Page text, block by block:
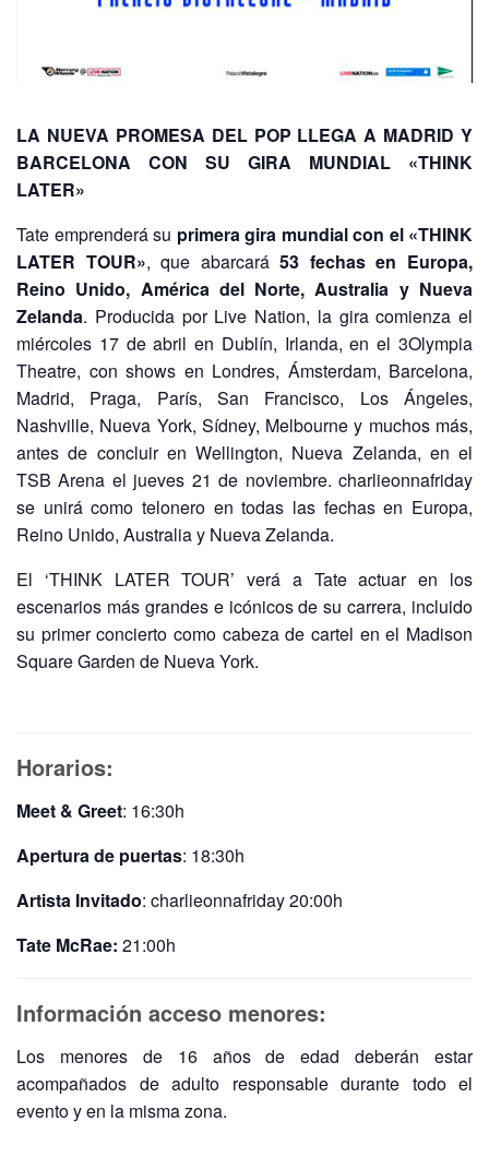
LA NUEVA PROMESA DEL POP LLEGA A MADRID Y
BARCELONA CON SU GIRA MUNDIAL «THINK
LATER»
Tate emprenderá su primera gira mundial con el «THINK
LATER TOUR», que abarcará53 fechas en Europa,
Reino Unido, América del Norte, Australia y Nueva
Zelanda. Producida por Live Nation, la gira comienza el
miércoles 17 de abril en Dublín, Irlanda, en el 3Olympia
Theatre, con shows en Londres, Ámsterdam, Barcelona,
Madrid, Praga, París, San Francisco, Los Ángeles,
Nashville, Nueva York, Sídney, Melbourne y muchos más,
antes de concluir en Wellington, Nueva Zelanda, en el
TSB Arena el jueves 21 de noviembre. charlieonnafriday
se unirá como telonero en todas las fechas en Europa,
Reino Unido, Australia y Nueva Zelanda.
El ‘THINK LATER TOUR’ verá a Tate actuar en los
escenarios más grandes e icónicos de su carrera, incluido
su primer concierto como cabeza de cartel en el Madison
Square Garden de Nueva York.
Horarios:
Meet & Greet: 16:30h
Apertura de puertas: 18:30h
Artista Invitado: charlieonnafriday 20:00h
Tate McRae: 21:00h
Información acceso menores:
Los menores de 16 años de edad deberán estar
acompañados de adulto responsable durante todo el
evento y en la misma zona.